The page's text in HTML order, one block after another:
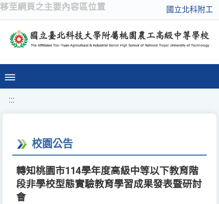
移至網頁之主要內容區位置 國立北科附工
:::
校園公告
轉知桃園市114學年度高級中等以下教育階
段非學校型態實驗教育學習成果發表暨研討
會